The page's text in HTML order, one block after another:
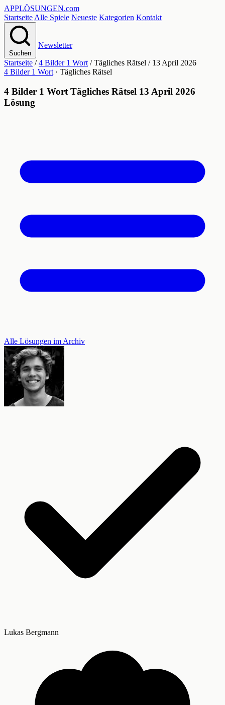
APPLÖSUNGEN.com
Startseite Alle Spiele Neueste Kategorien Kontakt
Suchen
Newsletter
Startseite / 4 Bilder 1 Wort / Tägliches Rätsel / 13 April 2026
4 Bilder 1 Wort · Tägliches Rätsel
4 Bilder 1 Wort Tägliches Rätsel 13 April 2026
Lösung
Alle Lösungen im Archiv
Lukas Bergmann